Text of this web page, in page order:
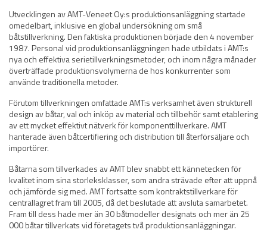
Utvecklingen av AMT-Veneet Oy:s produktionsanläggning startade
omedelbart, inklusive en global undersökning om små
båtstillverkning. Den faktiska produktionen började den 4 november
1987. Personal vid produktionsanläggningen hade utbildats i AMT:s
nya och effektiva serietillverkningsmetoder, och inom några månader
överträffade produktionsvolymerna de hos konkurrenter som
använde traditionella metoder.
Förutom tillverkningen omfattade AMT:s verksamhet även strukturell
design av båtar, val och inköp av material och tillbehör samt etablering
av ett mycket effektivt nätverk för komponenttillverkare. AMT
hanterade även båtcertifiering och distribution till återförsäljare och
importörer.
Båtarna som tillverkades av AMT blev snabbt ett kännetecken för
kvalitet inom sina storleksklasser, som andra strävade efter att uppnå
och jämförde sig med. AMT fortsatte som kontraktstillverkare för
centrallagret fram till 2005, då det beslutade att avsluta samarbetet.
Fram till dess hade mer än 30 båtmodeller designats och mer än 25
000 båtar tillverkats vid företagets två produktionsanläggningar.